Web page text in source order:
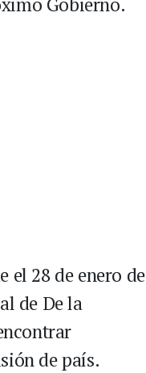
el 28 de enero de
de De la
de país.